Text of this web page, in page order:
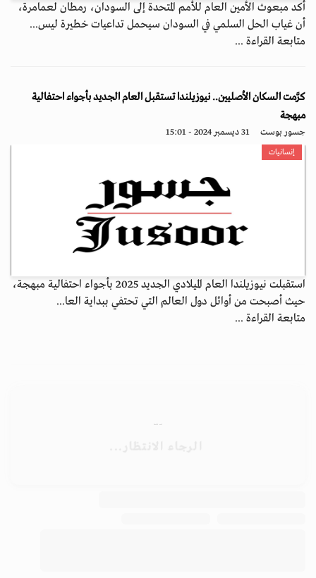
أكد مبعوث الأمين العام للأمم المتحدة إلى السودان، رمطان لعمامرة،
أن غياب الحل السلمي في السودان سيحمل تداعيات خطيرة ليس...
متابعة القراءة ...
كرَّمت السكان الأصليين.. نيوزيلندا تستقبل العام الجديد بأجواء احتفالية
مبهجة
جسور بوست 31 ديسمبر 2024 - 15:01
إنسانيات
استقبلت نيوزيلندا العام الميلادي الجديد 2025 بأجواء احتفالية مبهجة،
حيث أصبحت من أوائل دول العالم التي تحتفي ببداية العا...
متابعة القراءة ...